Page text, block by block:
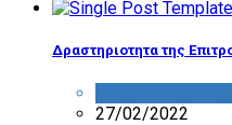
Δραστηριοτητα της
27/02/2022